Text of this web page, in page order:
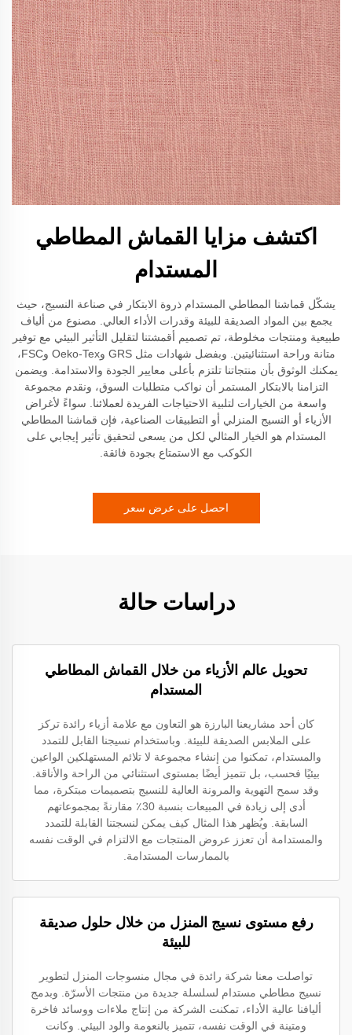
اكتشف مزايا القماش المطاطي
المستدام
يشكّل قماشنا المطاطي المستدام ذروة الابتكار في صناعة النسيج، حيث
يجمع بين المواد الصديقة للبيئة وقدرات الأداء العالي. مصنوع من ألياف
طبيعية ومنتجات مخلوطة، تم تصميم أقمشتنا لتقليل التأثير البيئي مع توفير
متانة وراحة استثنائيتين. وبفضل شهادات مثل GRS وOeko-Tex وFSC،
يمكنك الوثوق بأن منتجاتنا تلتزم بأعلى معايير الجودة والاستدامة. ويضمن
التزامنا بالابتكار المستمر أن نواكب متطلبات السوق، ونقدم مجموعة
واسعة من الخيارات لتلبية الاحتياجات الفريدة لعملائنا. سواءً لأغراض
الأزياء أو النسيج المنزلي أو التطبيقات الصناعية، فإن قماشنا المطاطي
المستدام هو الخيار المثالي لكل من يسعى لتحقيق تأثير إيجابي على
الكوكب مع الاستمتاع بجودة فائقة.
احصل على عرض سعر
دراسات حالة
تحويل عالم الأزياء من خلال القماش المطاطي
المستدام
كان أحد مشاريعنا البارزة هو التعاون مع علامة أزياء رائدة تركز
على الملابس الصديقة للبيئة. وباستخدام نسيجنا القابل للتمدد
والمستدام، تمكنوا من إنشاء مجموعة لا تلائم المستهلكين الواعين
بيئيًا فحسب، بل تتميز أيضًا بمستوى استثنائي من الراحة والأناقة.
وقد سمح التهوية والمرونة العالية للنسيج بتصميمات مبتكرة، مما
أدى إلى زيادة في المبيعات بنسبة 30٪ مقارنةً بمجموعاتهم
السابقة. ويُظهر هذا المثال كيف يمكن لنسجتنا القابلة للتمدد
والمستدامة أن تعزز عروض المنتجات مع الالتزام في الوقت نفسه
بالممارسات المستدامة.
رفع مستوى نسيج المنزل من خلال حلول صديقة
للبيئة
تواصلت معنا شركة رائدة في مجال منسوجات المنزل لتطوير
نسيج مطاطي مستدام لسلسلة جديدة من منتجات الأسرّة. وبدمج
أليافنا عالية الأداء، تمكنت الشركة من إنتاج ملاءات ووسائد فاخرة
ومتينة في الوقت نفسه، تتميز بالنعومة والود البيئي. وكانت